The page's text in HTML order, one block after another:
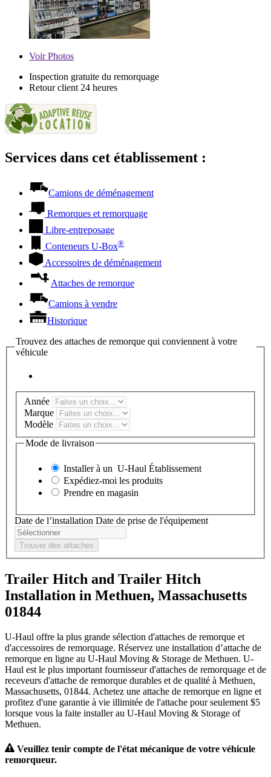
VoirPhotos
Inspection gratuite du remorquage
Retour client 24 heures
Services dans cet établissement :
Camions de déménagement
Remorques et remorquage
Libre-entreposage
Conteneurs U-Box®
Accessoires de déménagement
Attaches de remorque
Camions à vendre
Historique
Trouvez des attaches de remorque qui conviennent à votre
véhicule
Année
Marque
Modèle
Mode de livraison
Installer à un U-Haul Établissement
Expédiez-moi les produits
Prendre en magasin
Date de l’installation Date de prise de l'équipement
Trouver des attaches
Trailer Hitch and Trailer Hitch
Installation in Methuen, Massachusetts
01844
U-Haul offre la plus grande sélection d'attaches de remorque et
d'accessoires de remorquage. Réservez une installation d’attache de
remorque en ligne au U-Haul Moving & Storage de Methuen. U-
Haul est le plus important fournisseur d'attaches de remorquage et de
receveurs d'attache de remorque durables et de qualité à Methuen,
Massachusetts, 01844. Achetez une attache de remorque en ligne et
profitez d'une garantie à vie illimitée de l'attache pour seulement $5
lorsque vous la faite installer au U-Haul Moving & Storage of
Methuen.
Veuillez tenir compte de l'état mécanique de votre véhicule
remorqueur.